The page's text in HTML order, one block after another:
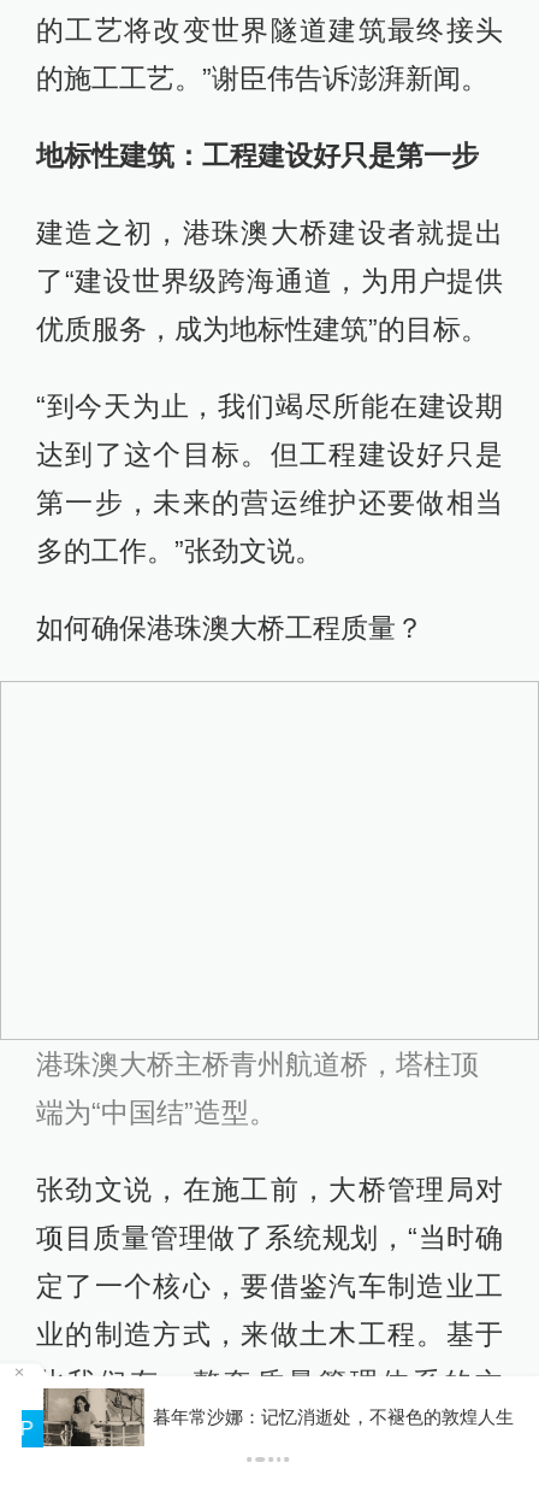
的工艺将改变世界隧道建筑最终接头
的施工工艺。”谢臣伟告诉澎湃新闻。
地标性建筑：工程建设好只是第一步
建造之初，港珠澳大桥建设者就提出
了“建设世界级跨海通道，为用户提供
优质服务，成为地标性建筑”的目标。
“到今天为止，我们竭尽所能在建设期
达到了这个目标。但工程建设好只是
第一步，未来的营运维护还要做相当
多的工作。”张劲文说。
如何确保港珠澳大桥工程质量？
港珠澳大桥主桥青州航道桥，塔柱顶
端为“中国结”造型。
张劲文说，在施工前，大桥管理局对
项目质量管理做了系统规划，“当时确
定了一个核心，要借鉴汽车制造业工
业的制造方式，来做土木工程。基于
此我们有一整套质量管理体系的文
件，建设过程中的大型化、工厂化、
暮年常沙娜：记忆消逝处，不褪色的敦煌人生